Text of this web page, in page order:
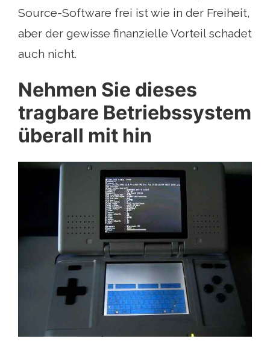
Source-Software frei ist wie in der Freiheit,
aber der gewisse finanzielle Vorteil schadet
auch nicht.
Nehmen Sie dieses
tragbare Betriebssystem
überall mit hin